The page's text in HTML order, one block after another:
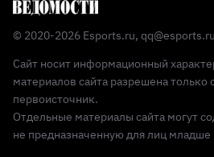
© 2020-2026 Esports.ru, qq@esports.ru
Сайт носит информационный
материалов сайта разрешена только
первоисточник.
Отдельные материалы сайта могут
не предназначенную для лиц младше